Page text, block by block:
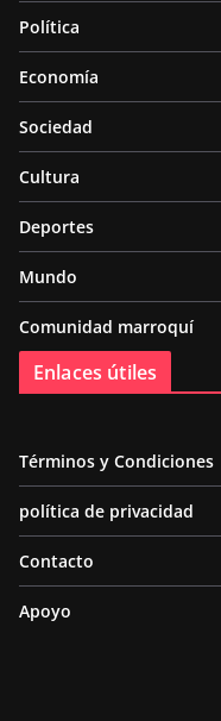
Política
Economía
Sociedad
Cultura
Deportes
Mundo
Comunidad marroquí
Enlaces útiles
Términos y Condiciones
política de privacidad
Contacto
Apoyo